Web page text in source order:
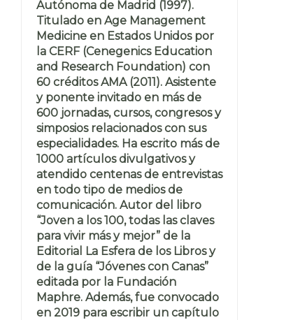
Autónoma de Madrid (1997).
Titulado en Age Management
Medicine en Estados Unidos por
la CERF (Cenegenics Education
and Research Foundation) con
60 créditos AMA (2011). Asistente
y ponente invitado en más de
600 jornadas, cursos, congresos y
simposios relacionados con sus
especialidades. Ha escrito más de
1000 artículos divulgativos y
atendido centenas de entrevistas
en todo tipo de medios de
comunicación. Autor del libro
“Joven a los 100, todas las claves
para vivir más y mejor” de la
Editorial La Esfera de los Libros y
de la guía “Jóvenes con Canas”
editada por la Fundación
Maphre. Además, fue convocado
en 2019 para escribir un capítulo